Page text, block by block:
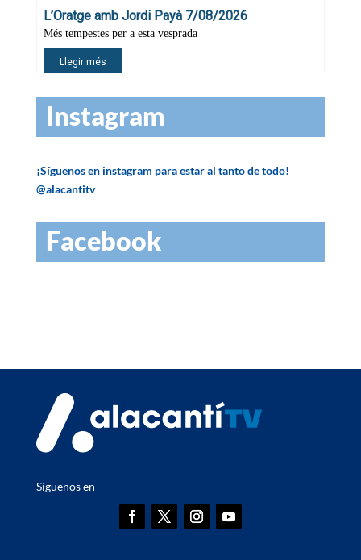
Instagram
¡Síguenos en instagram para estar al tanto de todo!
@alacantitv
Facebook
Síguenos en